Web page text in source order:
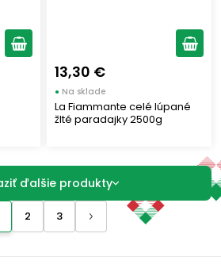
13,30 €
● Na sklade
La Fiammante celé lúpané
žlté paradajky 2500g
ďalšie produkty
2 3